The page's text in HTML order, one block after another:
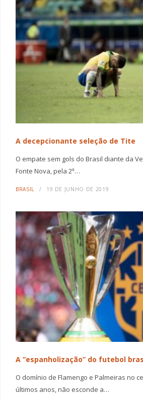
A decepcionante seleção de Tite
O empate sem gols do Brasil diante da
Fonte Nova, pela 2ª…
BRASIL 19 DE JUNHO DE 2019
A “espanholização” do futebol
O domínio de Flamengo e Palmeiras no
últimos anos, não esconde a…